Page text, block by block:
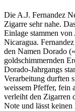
Die A.J. Fernandez
Zigarre sehr nahe.
Einlage stammen
Nicaragua.
den Namen Dorado
goldschimmernden
Dorado-Jahrgangs
Verarbeitung durften
weissem Pfeffer, fein
verleiht den Zigarren
Note und lässt